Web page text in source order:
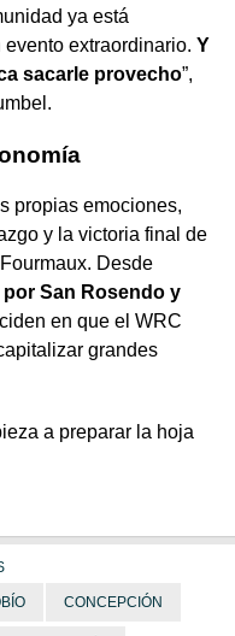
ya está
extraordinario. Y
sacarle provecho”,
propias emociones,
y la victoria final de
Desde
San Rosendo y
en que el WRC
grandes
a preparar la hoja
CONCEPCIÓN